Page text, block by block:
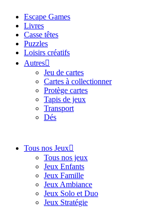
Escape Games
Livres
Casse têtes
Puzzles
Loisirs créatifs
Autres
Jeu de cartes
Cartes à collectionner
Protège cartes
Tapis de jeux
Transport
Dés
Tous nos Jeux
Tous nos jeux
Jeux Enfants
Jeux Famille
Jeux Ambiance
Jeux Solo et Duo
Jeux Stratégie